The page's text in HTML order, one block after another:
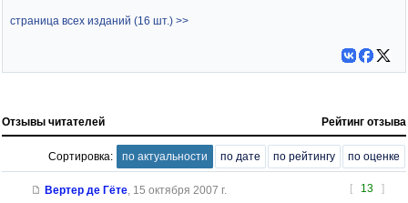
страница всех изданий (16 шт.) >>
Отзывы читателей Рейтинг отзыва
Сортировка: по актуальности по дате по рейтингу по оценке
[ 13 ]
Вертер де Гёте, 15 октября 2007 г.